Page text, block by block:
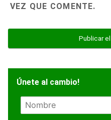
VEZ QUE COMENTE.
Únete al cambio!
N